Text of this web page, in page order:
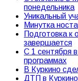
понедельника
Уникальный
Минутка
Подготовка к
завершается
С 1 сентября
программах
В Куркино
ДТП в Куркино